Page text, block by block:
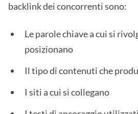
backlink dei concorrenti sono:
Le parole chiave a cui si
posizionano
Il tipo di contenuti che
I siti a cui si collegano